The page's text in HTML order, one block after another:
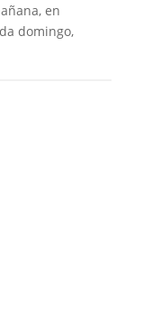
en
domingo,